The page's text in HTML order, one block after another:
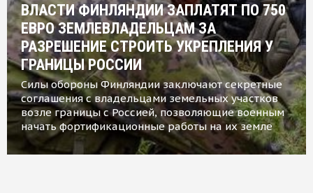
ВЛАСТИ ФИНЛЯНДИИ ЗАПЛАТЯТ ПО 750
ЕВРО ЗЕМЛЕВЛАДЕЛЬЦАМ ЗА
РАЗРЕШЕНИЕ СТРОИТЬ УКРЕПЛЕНИЯ У
ГРАНИЦЫ РОССИИ
Силы обороны Финляндии заключают секретные
соглашения с владельцами земельных участков
возле границы с Россией, позволяющие военным
начать фортификационные работы на их земле